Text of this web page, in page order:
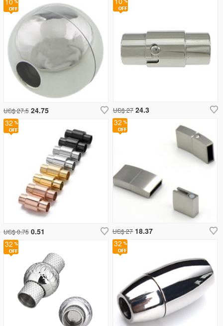
32
US$ 0.75 0.51
US$ 27.5 24.75
32
US$ 27 18.37
32
US$ 27 24.3
32